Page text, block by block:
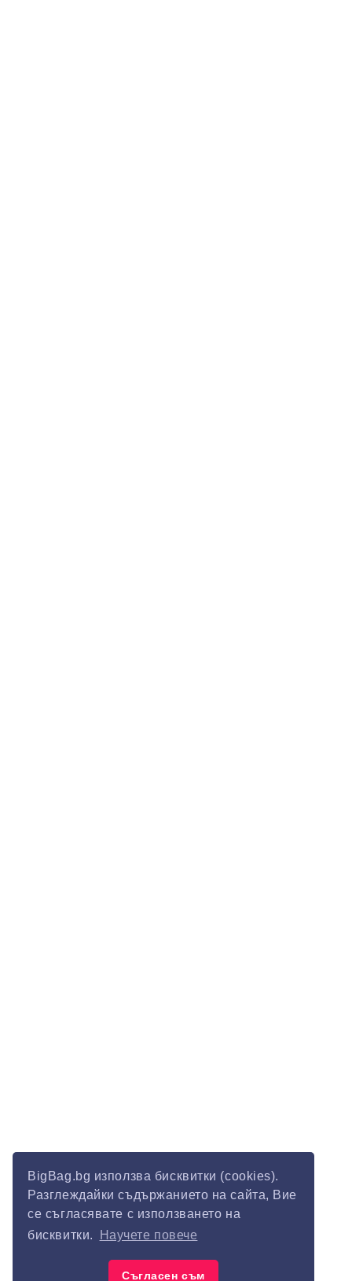
BigBag.bg използва бисквитки (cookies).
Разглеждайки съдържанието на сайта, Вие
се съгласявате с използването на
бисквитки.
Научете повече
Съгласен съм